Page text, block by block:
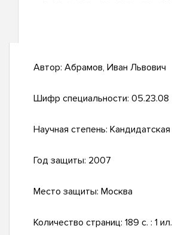
Автор: Абрамов, Иван Львович
Шифр специальности: 05.23.08
Научная степень: Кандидатская
Год защиты: 2007
Место защиты: Москва
Количество страниц: 189 с. : 1 ил.